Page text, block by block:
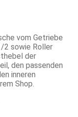
vom Getriebe
2 sowie Roller
der
den passenden
inneren
Shop.